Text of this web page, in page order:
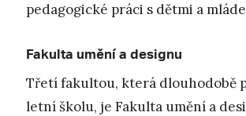
pedagogické práci s dětmi a
Fakulta umění a designu
Třetí fakultou, která dlouhodobě
letní školu, je Fakulta umění a